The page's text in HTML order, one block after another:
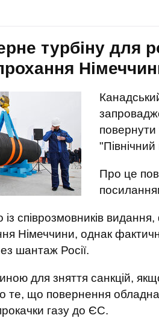
турбіну для
повернути
Про це
співрозмовників
Німеччини, однак
шантаж Росії.
для зняття санкцій,
те, що повернення
газу до ЄС.